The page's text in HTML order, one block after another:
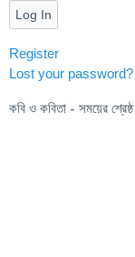
Log In
Register
Lost your password?
কবি ও কবিতা - সময়ের